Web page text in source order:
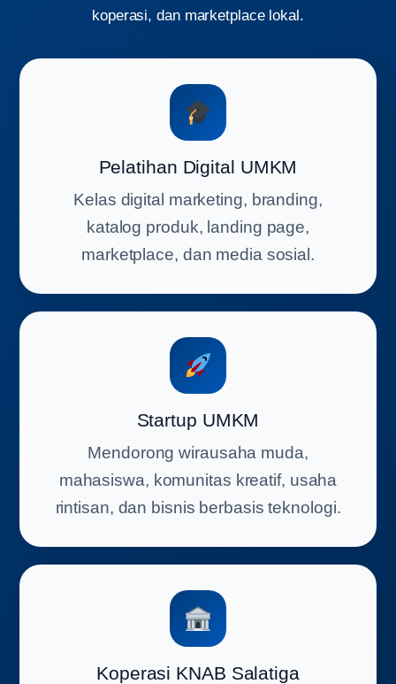
koperasi, dan marketplace lokal.
Pelatihan Digital UMKM
Kelas digital marketing, branding,
katalog produk, landing page,
marketplace, dan media sosial.
Startup UMKM
Mendorong wirausaha muda,
mahasiswa, komunitas kreatif, usaha
rintisan, dan bisnis berbasis teknologi.
Koperasi KNAB Salatiga